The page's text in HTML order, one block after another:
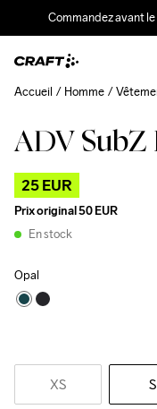
Commandez avant
ADV SubZ
25 EUR
Prix original50 EUR
En stock
Opal
XS S
Accueil Homme
Outlet